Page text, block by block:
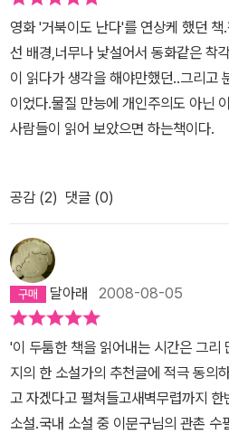
에게 도둑이라는 누명을 씌워 내보는
하여 어른이 된 이후에 그동안 감춰졌
생이라는 사실)에 대해 알게 되면서 과
았던 사건(하산이 아세프에게 성폭행
하지 못한데 대한 죄책감)이 머리를 들
랍을 살기 좋은 환경으로 옮겨야 한다
을 하는)을 다해야 한다는 생각을 하
행동이나 생각에 많은 변화를 가져 오
각하고 행동할 수 있게 하기 때문에 서
하는 데 책이 그런 책 중에 하나라고 생
에게도 꼭! 읽어 보라고 권하고 싶다.
영화 '거북이도 난다'를 연상케 했던
선 배경,너무나 낯설어서 동화같은 착
이 읽다가 생각을 해야만했던..그리고
이었다.물질 만능에 개인주의도 아닌
사람들이 읽어 보았으면 하는책이다.
공감 (2) 댓글 (0)
달아래 2008-08-05
'이 두툼한 책을 읽어내는 시간은 그리
지의 한 소설가의 추천글에 적극 동의
고 자겠다고 펼쳐들고새벽무렵까지
소설.국내 소설 중 이문구님의 관촌